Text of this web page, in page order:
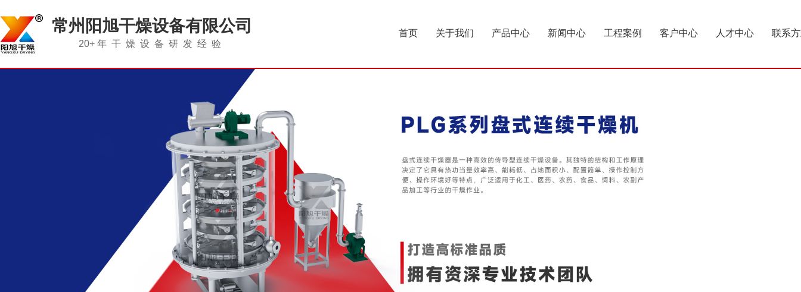
常州阳旭干燥设备有限公司
20+ 年干燥设备研发经验
首页 关于我们 产品中心 新闻中心 工程案例 客户中心 人才中心 联系